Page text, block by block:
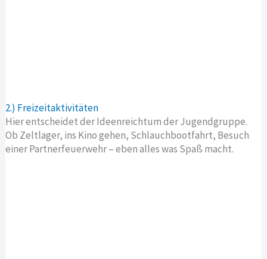
2.) Freizeitaktivitäten
Hier entscheidet der Ideenreichtum der Jugendgruppe.
Ob Zeltlager, ins Kino gehen, Schlauchbootfahrt, Besuch
einer Partnerfeuerwehr – eben alles was Spaß macht.